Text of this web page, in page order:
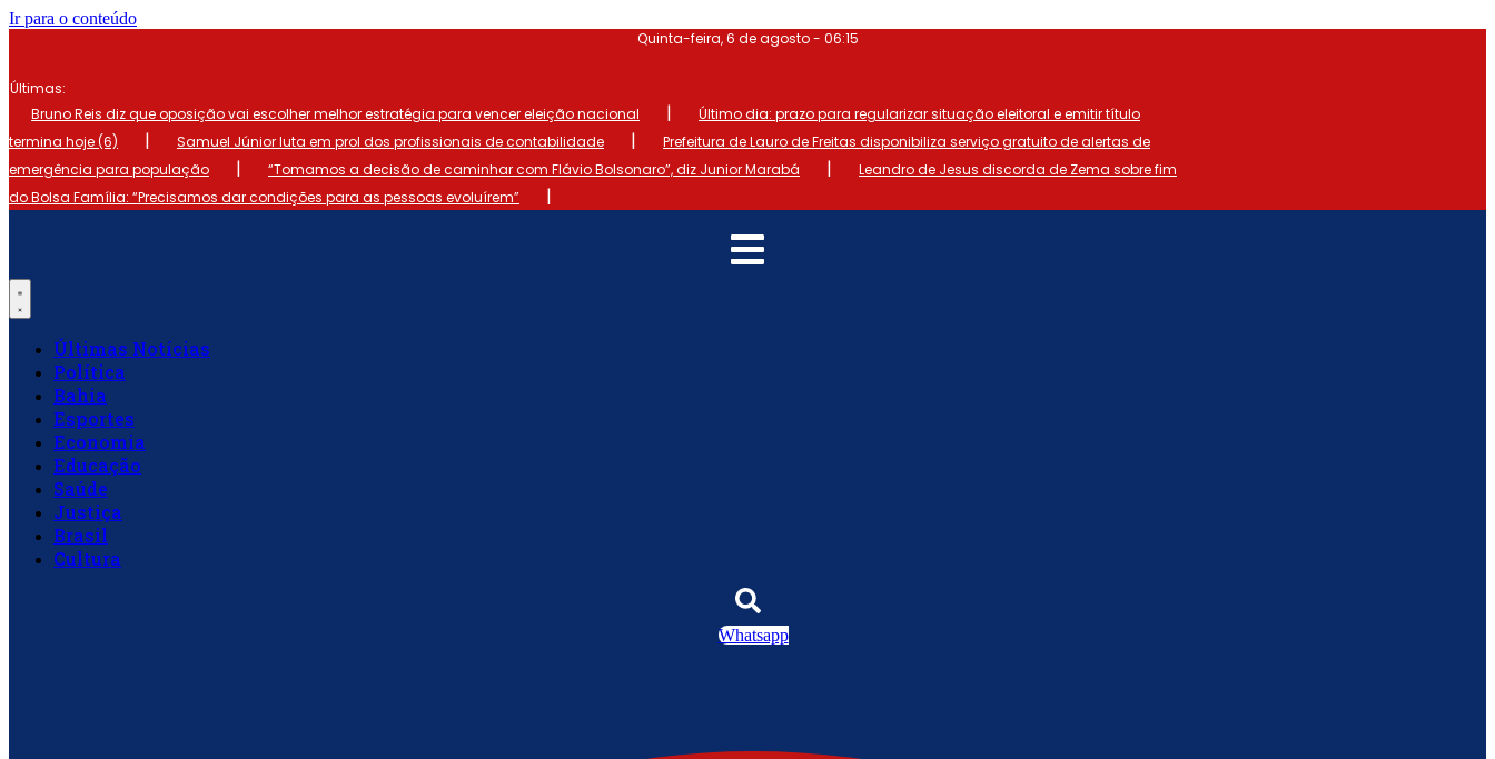
Ir para o conteúdo
Quinta-feira, 6 de agosto - 06:15
Últimas:
Bruno Reis diz que oposição vai escolher melhor estratégia para vencer eleição nacional
|
Último dia: prazo para regularizar situação eleitoral e emitir título
termina hoje (6)
| Samuel Júnior luta em prol dos profissionais de contabilidade |
Prefeitura de Lauro de Freitas disponibiliza serviço gratuito de alertas de
emergência para população
| “Tomamos a decisão de caminhar com Flávio Bolsonaro”, diz Junior Marabá |
Leandro de Jesus discorda de Zema sobre fim
do Bolsa Família: “Precisamos dar condições para as pessoas evoluírem”
|
Últimas Notícias
Política
Bahia
Esportes
Economia
Educação
Saúde
Justiça
Brasil
Cultura
Whatsapp